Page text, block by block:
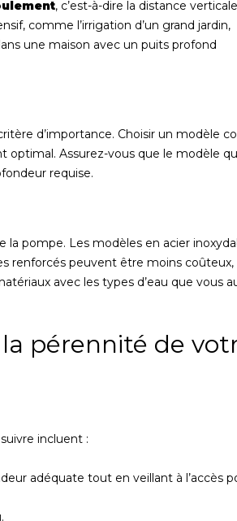
, c’est-à-dire la distance verticale
comme l’irrigation d’un grand jardin,
une maison avec un puits profond
d’importance. Choisir un modèle
Assurez-vous que le modèle
requise.
la pompe. Les modèles en acier
renforcés peuvent être moins coûteux,
avec les types d’eau que vous
pérennité de
incluent :
adéquate tout en veillant à l’accès